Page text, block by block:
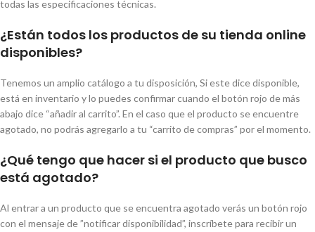
todas las especificaciones técnicas.
¿Están todos los productos de su tienda online
disponibles?
Tenemos un amplio catálogo a tu disposición, Si este dice disponible,
está en inventario y lo puedes confirmar cuando el botón rojo de más
abajo dice “añadir al carrito”. En el caso que el producto se encuentre
agotado, no podrás agregarlo a tu “carrito de compras” por el momento.
¿Qué tengo que hacer si el producto que busco
está agotado?
Al entrar a un producto que se encuentra agotado verás un botón rojo
con el mensaje de ”notificar disponibilidad”, inscríbete para recibir un